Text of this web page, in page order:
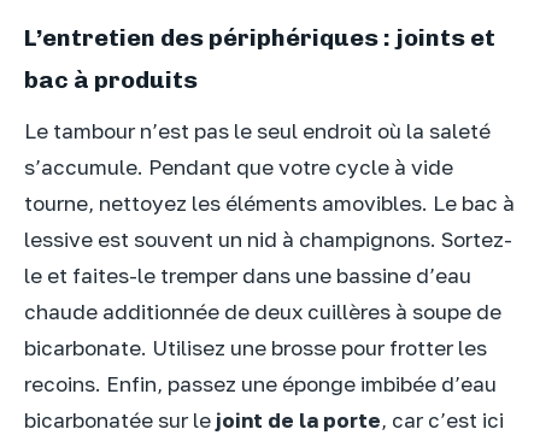
L’entretien des périphériques : joints et
bac à produits
Le tambour n’est pas le seul endroit où la saleté
s’accumule. Pendant que votre cycle à vide
tourne, nettoyez les éléments amovibles. Le bac à
lessive est souvent un nid à champignons. Sortez-
le et faites-le tremper dans une bassine d’eau
chaude additionnée de deux cuillères à soupe de
bicarbonate. Utilisez une brosse pour frotter les
recoins. Enfin, passez une éponge imbibée d’eau
bicarbonatée sur le joint de la porte, car c’est ici